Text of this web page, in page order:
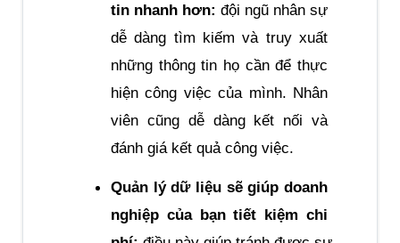
tin nhanh hơn: đội ngũ nhân sự
dễ dàng tìm kiếm và truy xuất
những thông tin họ cần để thực
hiện công việc của mình. Nhân
viên cũng dễ dàng kết nối và
đánh giá kết quả công việc.
Quản lý dữ liệu sẽ giúp doanh
nghiệp của bạn tiết kiệm chi